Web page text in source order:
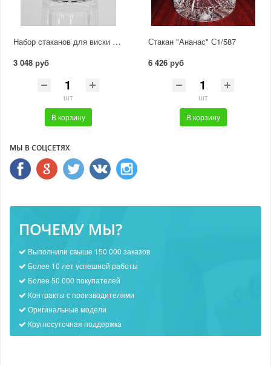
Набор стаканов для виски "Граненый" С464
3 048 руб
шт
В корзину
Стакан "Ананас" С1/587
6 426 руб
шт
В корзину
МЫ В СОЦСЕТЯХ
ПОЧЕМУ МЫ?
Выполнили свыше 150 000 заказов
Более 10 лет успешной работы
Более 50 000 покупателей
Контракты с производителями
Оригинальные модели
Круглосуточная поддержка